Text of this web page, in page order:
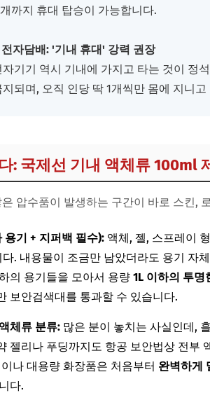
까지 휴대 탑승이 가능합니다.
자담배: '기내 휴대' 강력 권장
기기 역시 기내에 가지고 타는 것이 정
되며, 오직 인당 딱 1개씩만 몸에 지니
: 국제선 기내 액체류 100ml
압수품이 발생하는 구간이 바로 스킨,
용기 + 지퍼백 필수): 액체, 젤, 스프레이
. 내용물이 조금만 남았더라도 용기 자
의 용기들을 모아서 용량 1L 이하의 투명
보안검색대를 통과할 수 있습니다.
체류 분류: 많은 분이 놓치는 사실인데,
젤리나 푸딩까지도 항공 보안법상 전부
나 대용량 화장품은 처음부터 완벽하게
다.